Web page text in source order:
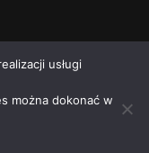
usługi
można dokonać w